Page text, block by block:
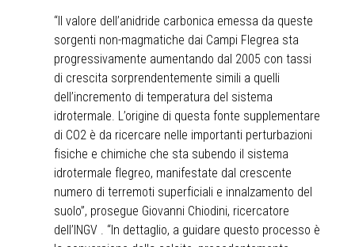
“Il valore dell’anidride carbonica emessa da queste
sorgenti non-magmatiche dai Campi Flegrea sta
progressivamente aumentando dal 2005 con tassi
di crescita sorprendentemente simili a quelli
dell’incremento di temperatura del sistema
idrotermale. L’origine di questa fonte supplementare
di CO2 è da ricercare nelle importanti perturbazioni
fisiche e chimiche che sta subendo il sistema
idrotermale flegreo, manifestate dal crescente
numero di terremoti superficiali e innalzamento del
suolo”, prosegue Giovanni Chiodini, ricercatore
dell’INGV . “In dettaglio, a guidare questo processo è